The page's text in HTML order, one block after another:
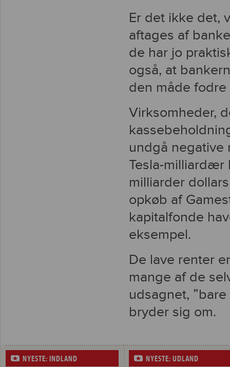
Er det ikke det,
aftages af
de har jo
også, at
den måde
Virksomheder,
undgå negative
Tesla-milliardær
milliarder
opkøb af
kapitalfonde
eksempel.
De lave renter
mange af de
udsagnet,
bryder sig om.
NYESTE: INDLAND NYESTE: UDLAND